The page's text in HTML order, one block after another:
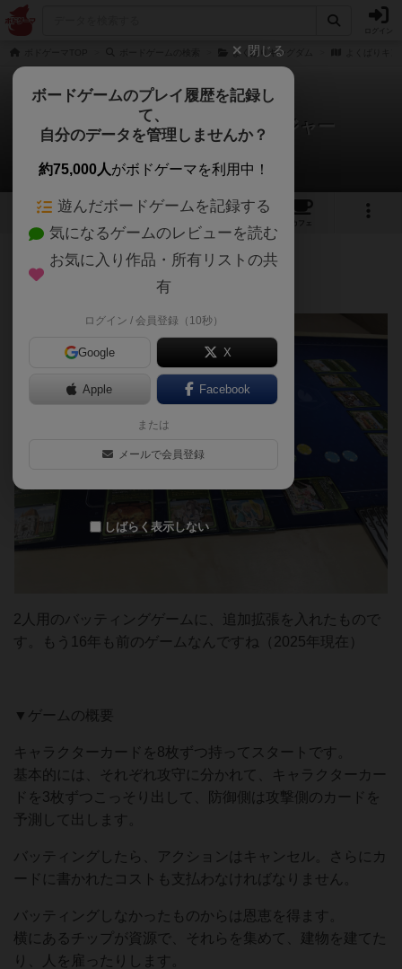
よくばりキングダム
よくばりキングダム：トレジャー
atcktさんのレビュー
1 1
カフェ
92名 1名 0 1年以上前
2人用のバッティングゲームに、追加拡張を入れたもので
す。もう16年も前のゲームなんですね（2025年現在）
▼ゲームの概要
キャラクターカードを8枚ずつ持ってスタートです。
基本的には、それぞれ攻守に分かれて、キャラクターカー
ドを3枚ずつこっそり出して、防御側は攻撃側のカードを
予測して出します。
バッティングしたら、アクションはキャンセル。さらにカ
ードに書かれたコストも支払わなければなりません。
バッティングしなかったものからは恩恵を得ます。
横にあるチップが資源で、それらを集めて、建物を建てた
り、人を雇ったりします。
閉じる
ボードゲームのプレイ履歴を記録し
て、
自分のデータを管理しませんか？
約75,000人がボドゲーマを利用中！
遊んだボードゲームを記録する
気になるゲームのレビューを読む
お気に入り作品・所有リストの共
有
ログイン / 会員登録（10秒）
Google X
Apple Facebook
または
メールで会員登録
しばらく表示しない